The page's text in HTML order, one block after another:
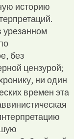
историю
урезанном
без
цензурой;
ни один
времен эта